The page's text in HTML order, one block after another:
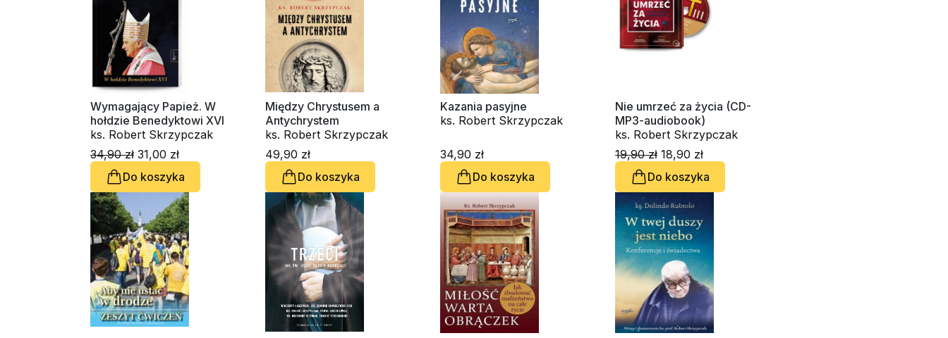
Wymagający Papież. W
hołdzie Benedyktowi XVI
ks. Robert Skrzypczak
34,90 zł 31,00 zł
Do koszyka
Między Chrystusem a
Antychrystem
ks. Robert Skrzypczak
49,90 zł
Do koszyka
Kazania pasyjne
ks. Robert Skrzypczak
34,90 zł
Do koszyka
Nie umrzeć za życia (CD-
MP3-audiobook)
ks. Robert Skrzypczak
19,90 zł 18,90 zł
Do koszyka